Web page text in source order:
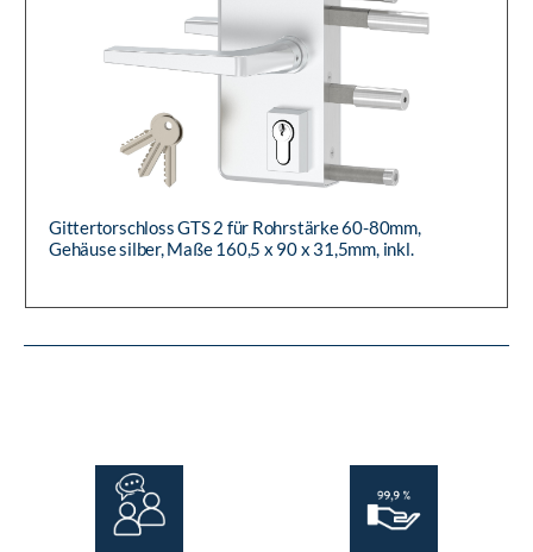
Gittertorschloss GTS 2 für Rohrstärke 60-80mm,
Gehäuse silber, Maße 160,5 x 90 x 31,5mm, inkl.